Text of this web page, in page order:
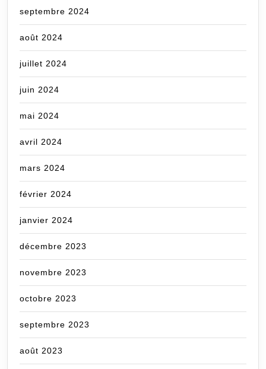
septembre 2024
août 2024
juillet 2024
juin 2024
mai 2024
avril 2024
mars 2024
février 2024
janvier 2024
décembre 2023
novembre 2023
octobre 2023
septembre 2023
août 2023